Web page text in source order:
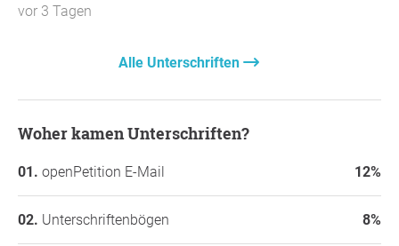
vor 3 Tagen
Alle Unterschriften
Woher kamen Unterschriften?
openPetition E-Mail 12%
Unterschriftenbögen 8%